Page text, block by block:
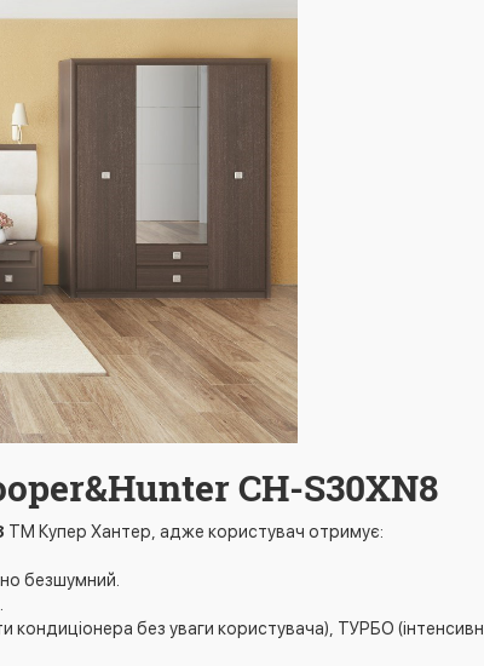
CH-S30XN8
ТМ Купер Хантер, адже користувач отримує:
безшумний.
кондиціонера без уваги користувача), ТУРБО